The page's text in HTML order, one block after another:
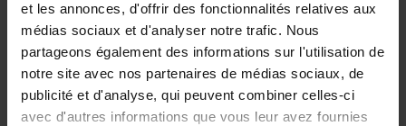
et les annonces, d'offrir des fonctionnalités relatives aux
médias sociaux et d'analyser notre trafic. Nous
partageons également des informations sur l'utilisation de
notre site avec nos partenaires de médias sociaux, de
publicité et d'analyse, qui peuvent combiner celles-ci
avec d'autres informations que vous leur avez fournies
Panier à grillades de luxe
PRINT THIS LIST